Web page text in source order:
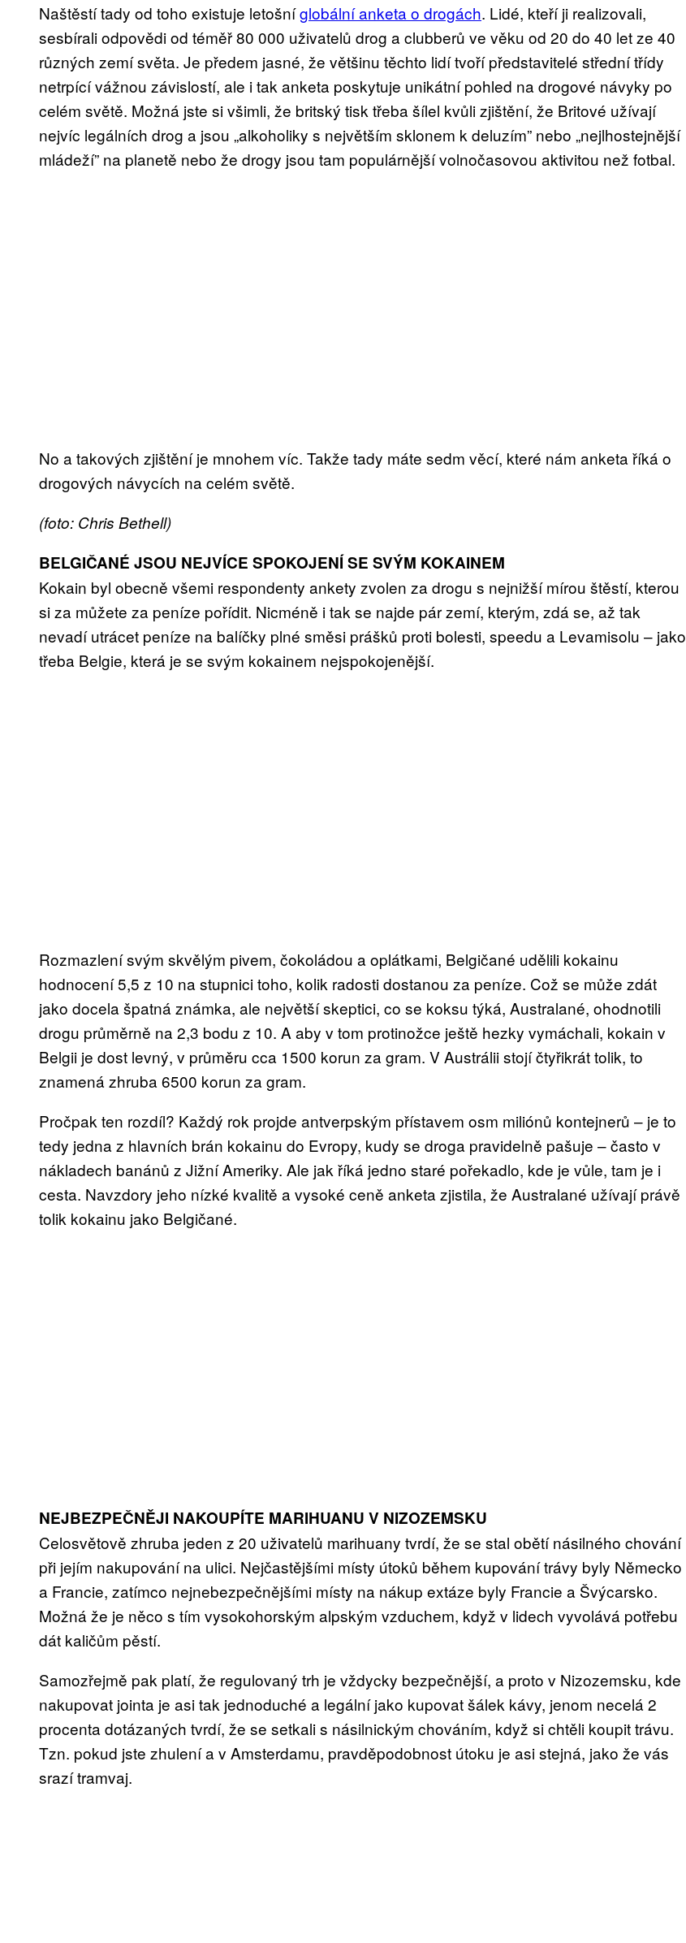
Naštěstí tady od toho existuje letošníglobální anketa o drogách. Lidé, kteří ji realizovali,
sesbírali odpovědi od téměř 80 000 uživatelů drog a clubberů ve věku od 20 do 40 let ze 40
různých zemí světa. Je předem jasné, že většinu těchto lidí tvoří představitelé střední třídy
netrpící vážnou závislostí, ale i tak anketa poskytuje unikátní pohled na drogové návyky po
celém světě. Možná jste si všimli, že britský tisk třeba šílel kvůli zjištění, že Britové užívají
nejvíc legálních drog a jsou „alkoholiky s největším sklonem k deluzím” nebo „nejlhostejnější
mládeží” na planetě nebo že drogy jsou tam populárnější volnočasovou aktivitou než fotbal.
No a takových zjištění je mnohem víc. Takže tady máte sedm věcí, které nám anketa říká o
drogových návycích na celém světě.
(foto: Chris Bethell)
BELGIČANÉ JSOU NEJVÍCE SPOKOJENÍ SE SVÝM KOKAINEM
Kokain byl obecně všemi respondenty ankety zvolen za drogu s nejnižší mírou štěstí, kterou
si za můžete za peníze pořídit. Nicméně i tak se najde pár zemí, kterým, zdá se, až tak
nevadí utrácet peníze na balíčky plné směsi prášků proti bolesti, speedu a Levamisolu – jako
třeba Belgie, která je se svým kokainem nejspokojenější.
Rozmazlení svým skvělým pivem, čokoládou a oplátkami, Belgičané udělili kokainu
hodnocení 5,5 z 10 na stupnici toho, kolik radosti dostanou za peníze. Což se může zdát
jako docela špatná známka, ale největší skeptici, co se koksu týká, Australané, ohodnotili
drogu průměrně na 2,3 bodu z 10. A aby v tom protinožce ještě hezky vymáchali, kokain v
Belgii je dost levný, v průměru cca 1500 korun za gram. V Austrálii stojí čtyřikrát tolik, to
znamená zhruba 6500 korun za gram.
Pročpak ten rozdíl? Každý rok projde antverpským přístavem osm miliónů kontejnerů – je to
tedy jedna z hlavních brán kokainu do Evropy, kudy se droga pravidelně pašuje – často v
nákladech banánů z Jižní Ameriky. Ale jak říká jedno staré pořekadlo, kde je vůle, tam je i
cesta. Navzdory jeho nízké kvalitě a vysoké ceně anketa zjistila, že Australané užívají právě
tolik kokainu jako Belgičané.
NEJBEZPEČNĚJI NAKOUPÍTE MARIHUANU V NIZOZEMSKU
Celosvětově zhruba jeden z 20 uživatelů marihuany tvrdí, že se stal obětí násilného chování
při jejím nakupování na ulici. Nejčastějšími místy útoků během kupování trávy byly Německo
a Francie, zatímco nejnebezpečnějšími místy na nákup extáze byly Francie a Švýcarsko.
Možná že je něco s tím vysokohorským alpským vzduchem, když v lidech vyvolává potřebu
dát kaličům pěstí.
Samozřejmě pak platí, že regulovaný trh je vždycky bezpečnější, a proto v Nizozemsku, kde
nakupovat jointa je asi tak jednoduché a legální jako kupovat šálek kávy, jenom necelá 2
procenta dotázaných tvrdí, že se setkali s násilnickým chováním, když si chtěli koupit trávu.
Tzn. pokud jste zhulení a v Amsterdamu, pravděpodobnost útoku je asi stejná, jako že vás
srazí tramvaj.